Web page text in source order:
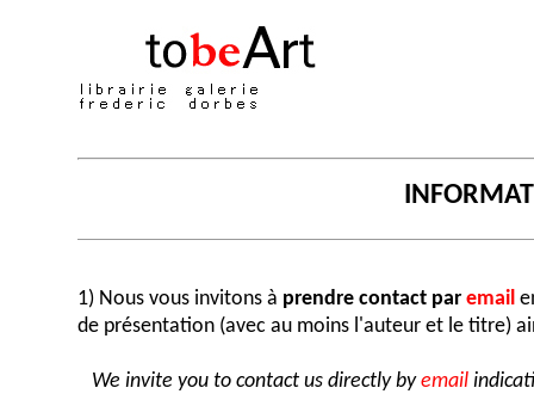
1) Nous vous invitons à prendre contact par email
de présentation (avec au moins l'auteur et le titre)
We invite you to contact us directly byemail